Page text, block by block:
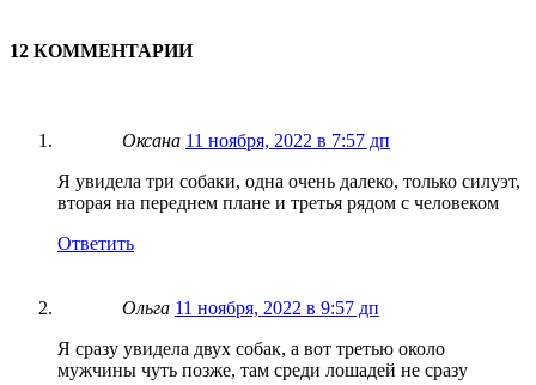
12 КОММЕНТАРИИ
Оксана 11 ноября, 2022 в 7:57 дп
Я увидела три собаки, одна очень далеко, только силуэт,
вторая на переднем плане и третья рядом с человеком
Ответить
Ольга 11 ноября, 2022 в 9:57 дп
Я сразу увидела двух собак, а вот третью около
мужчины чуть позже, там среди лошадей не сразу